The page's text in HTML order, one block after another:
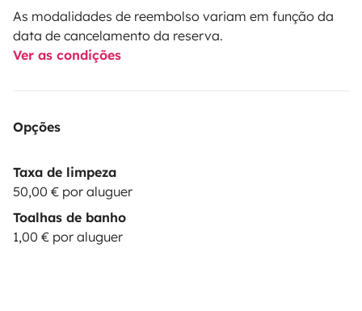
As modalidades de reembolso variam em função da
data de cancelamento da reserva.
Ver as condições
Opções
Taxa de limpeza
50,00 € por aluguer
Toalhas de banho
1,00 € por aluguer